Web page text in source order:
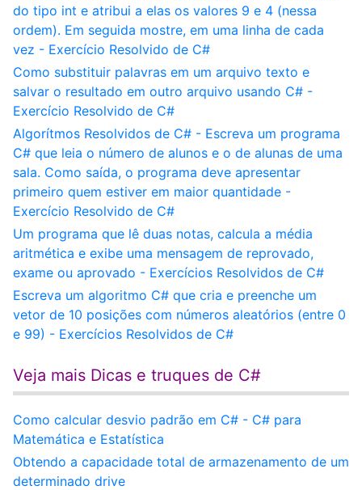
do tipo int e atribui a elas os valores 9 e 4 (nessa
ordem). Em seguida mostre, em uma linha de cada
vez - Exercício Resolvido de C#
Como substituir palavras em um arquivo texto e
salvar o resultado em outro arquivo usando C# -
Exercício Resolvido de C#
Algorítmos Resolvidos de C# - Escreva um programa
C# que leia o número de alunos e o de alunas de uma
sala. Como saída, o programa deve apresentar
primeiro quem estiver em maior quantidade -
Exercício Resolvido de C#
Um programa que lê duas notas, calcula a média
aritmética e exibe uma mensagem de reprovado,
exame ou aprovado - Exercícios Resolvidos de C#
Escreva um algoritmo C# que cria e preenche um
vetor de 10 posições com números aleatórios (entre 0
e 99) - Exercícios Resolvidos de C#
Veja mais Dicas e truques de C#
Como calcular desvio padrão em C# - C# para
Matemática e Estatística
Obtendo a capacidade total de armazenamento de um
determinado drive